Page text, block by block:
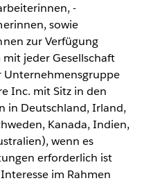
-
sowie
zur Verfügung
jeder Gesellschaft
Unternehmensgruppe
Inc. mit Sitz in den
in Deutschland, Irland,
Kanada, Indien,
wenn es
erforderlich ist
im Rahmen